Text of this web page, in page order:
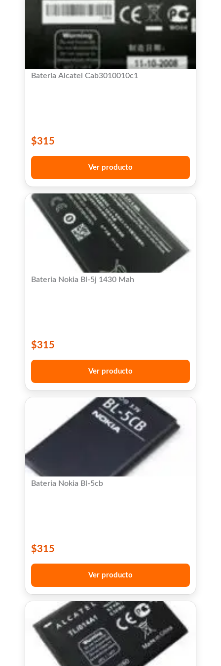
Bateria Alcatel Cab3010010c1
$315
Ver producto
Bateria Nokia Bl-5j 1430 Mah
$315
Ver producto
Bateria Nokia Bl-5cb
$315
Ver producto